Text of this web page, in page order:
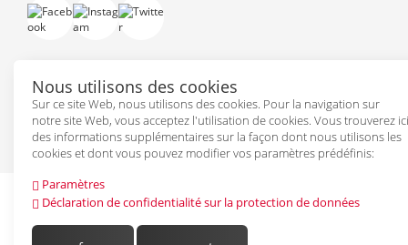
Nous utilisons des cookies
Sur ce site Web, nous utilisons des cookies. Pour la navigation sur
notre site Web, vous acceptez l'utilisation de cookies. Vous trouverez ici
des informations supplémentaires sur la façon dont nous utilisons les
cookies et dont vous pouvez modifier vos paramètres prédéfinis:
Paramètres
Déclaration de confidentialité sur la protection de données
Powered byPepperShop